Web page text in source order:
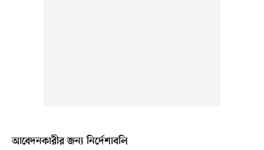
আবেদনকারীর জন্য নির্দেশাবলি